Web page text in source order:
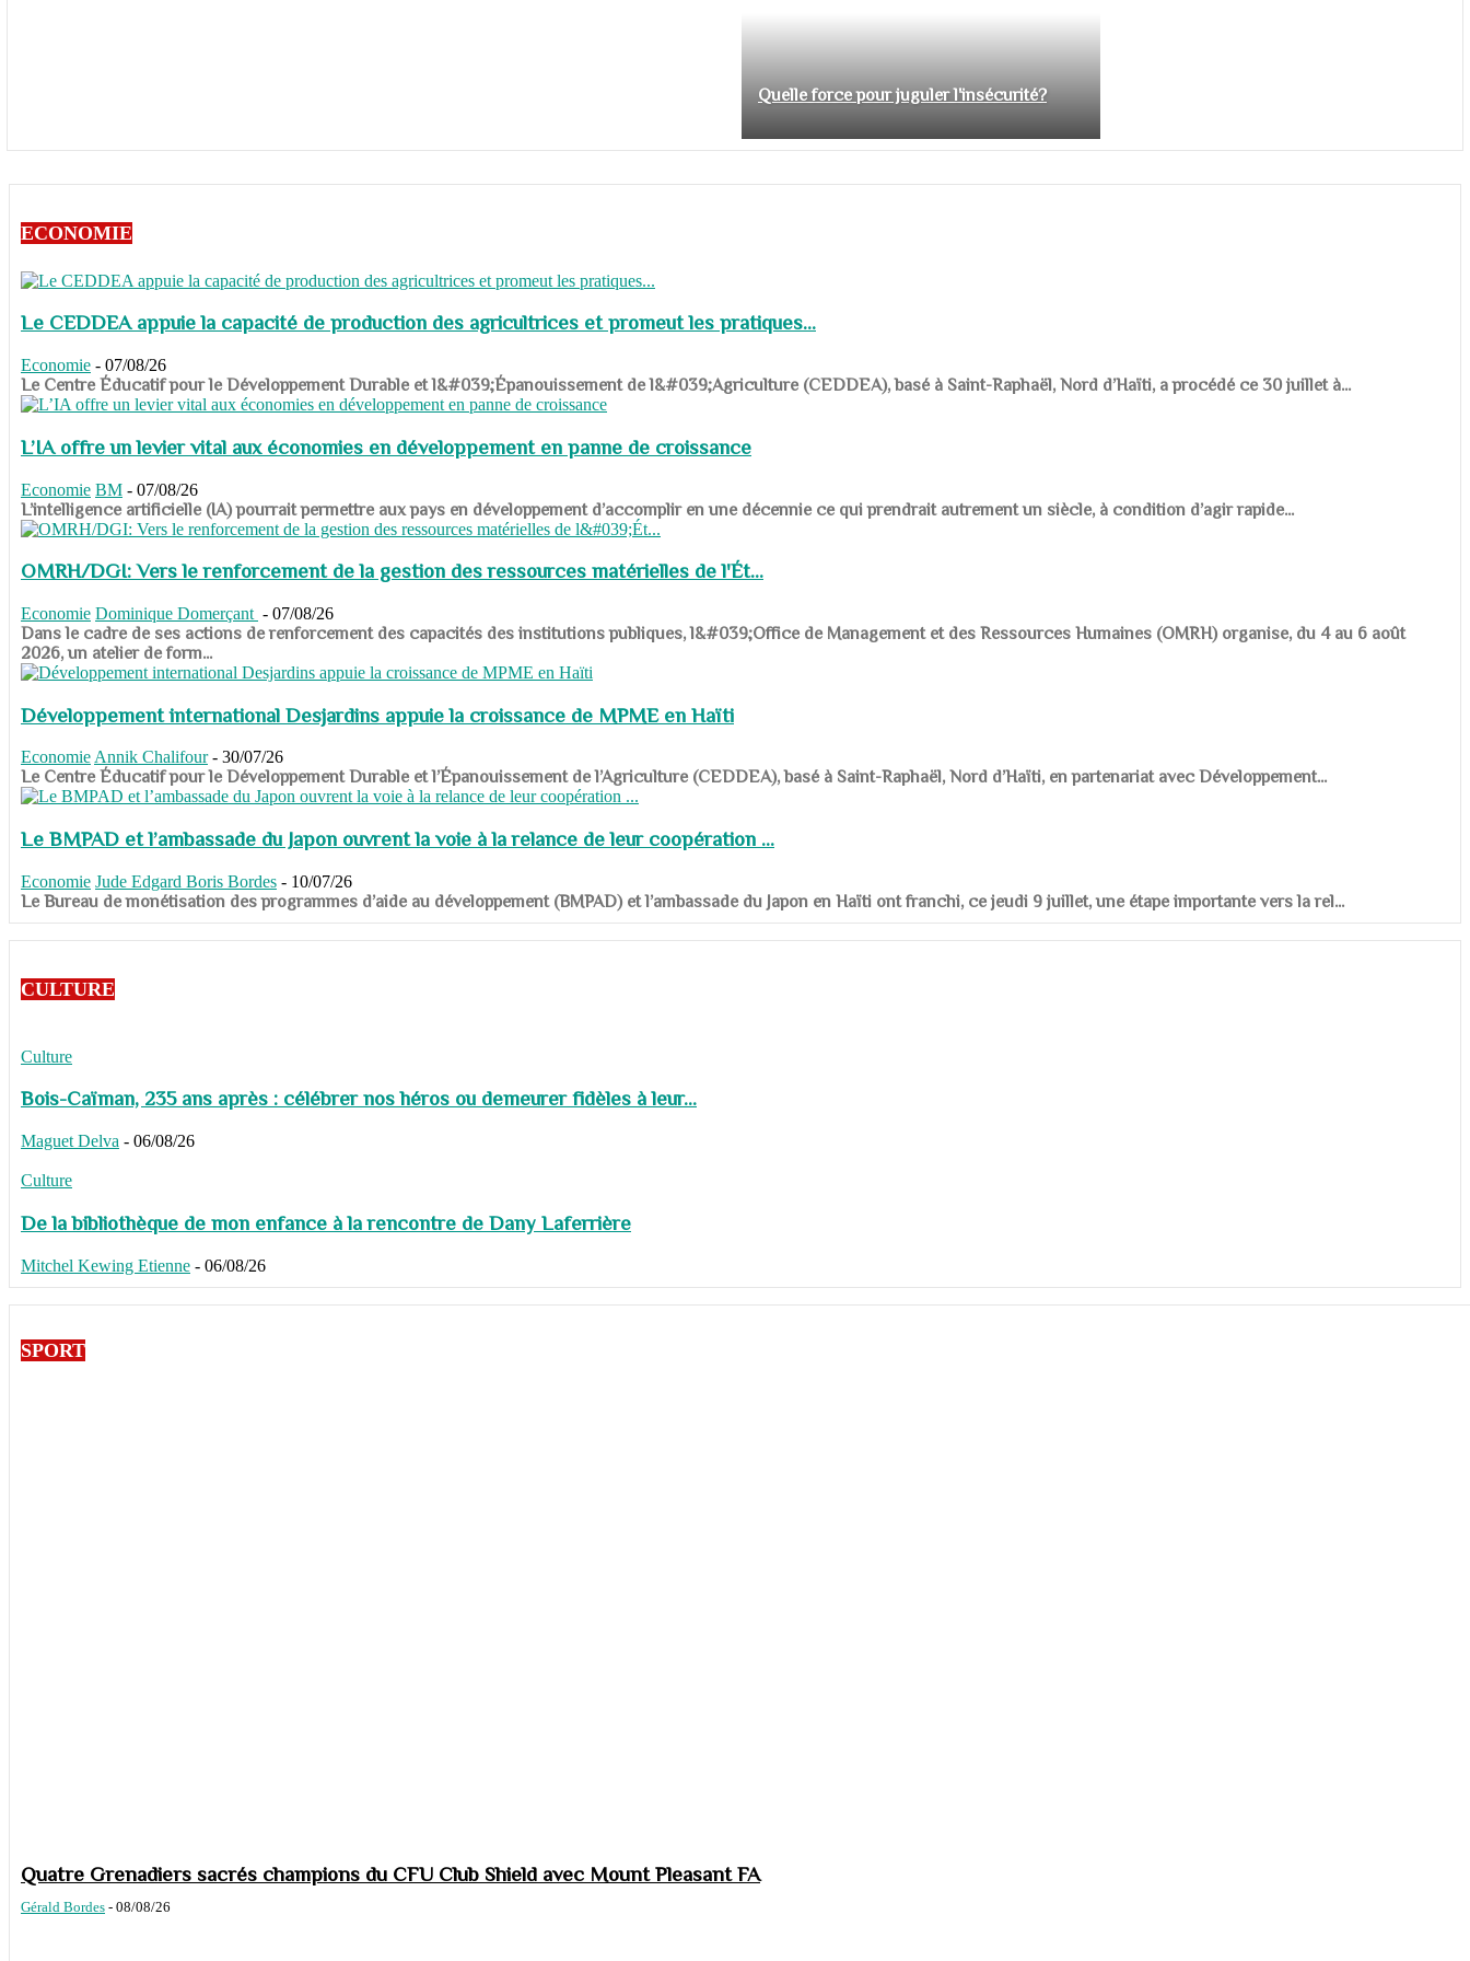
Quelle force pour juguler l'insécurité?
ECONOMIE
Le CEDDEA appuie la capacité de production des agricultrices et promeut les pratiques...
Economie - 07/08/26
​​​​​​​Le Centre Éducatif pour le Développement Durable et l&#039;Épanouissement de l&#039;Agriculture (CEDDEA), basé à Saint-Raphaël, Nord d’Haïti, a procédé ce 30 juillet à...
L’IA offre un levier vital aux économies en développement en panne de croissance
Economie BM - 07/08/26
​​​​​​​L’intelligence artificielle (IA) pourrait permettre aux pays en développement d’accomplir en une décennie ce qui prendrait autrement un siècle, à condition d’agir rapide...
OMRH/DGI: Vers le renforcement de la gestion des ressources matérielles de l'Ét...
Economie Dominique Domerçant - 07/08/26
Dans le cadre de ses actions de renforcement des capacités des institutions publiques, l&#039;Office de Management et des Ressources Humaines (OMRH) organise, du 4 au 6 août
2026, un atelier de form...
Développement international Desjardins appuie la croissance de MPME en Haïti
Economie Annik Chalifour - 30/07/26
​​​​​​​Le Centre Éducatif pour le Développement Durable et l’Épanouissement de l’Agriculture (CEDDEA), basé à Saint-Raphaël, Nord d’Haïti, en partenariat avec Développement...
Le BMPAD et l’ambassade du Japon ouvrent la voie à la relance de leur coopération ...
Economie Jude Edgard Boris Bordes - 10/07/26
​​​​​​​Le Bureau de monétisation des programmes d’aide au développement (BMPAD) et l’ambassade du Japon en Haïti ont franchi, ce jeudi 9 juillet, une étape importante vers la rel...
CULTURE
Culture
Bois-Caïman, 235 ans après : célébrer nos héros ou demeurer fidèles à leur...
Maguet Delva - 06/08/26
Culture
De la bibliothèque de mon enfance à la rencontre de Dany Laferrière
Mitchel Kewing Etienne - 06/08/26
SPORT
Quatre Grenadiers sacrés champions du CFU Club Shield avec Mount Pleasant FA
Gérald Bordes - 08/08/26